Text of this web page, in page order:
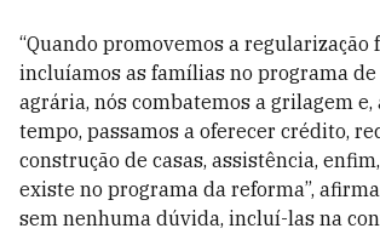
“Quando promovemos a regularização
incluíamos as famílias no programa
agrária, nós combatemos a grilagem e,
tempo, passamos a oferecer crédito,
construção de casas, assistência,
existe no programa da reforma”,
sem nenhuma dúvida, incluí-las na